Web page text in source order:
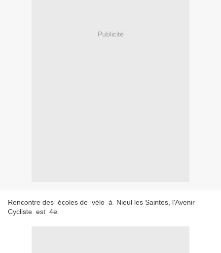
Publicité
Rencontre des écoles de vélo à Nieul les Saintes, l'Avenir
Cycliste est 4e.